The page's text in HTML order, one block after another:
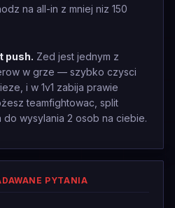
na all-in z mniej niz 150
push. Zed jest jednym z
w grze — szybko czysci
i w 1v1 zabija prawie
teamfightowac, split
do wysylania 2 osob na ciebie.
PYTANIA